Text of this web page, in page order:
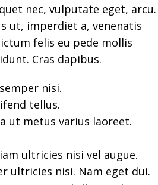
nec, vulputate eget, arcu.
ut, imperdiet a, venenatis
felis eu pede mollis
Cras dapibus.
nisi.
tellus.
ut metus varius laoreet.
ultricies nisi vel augue.
ultricies nisi. Nam eget dui.